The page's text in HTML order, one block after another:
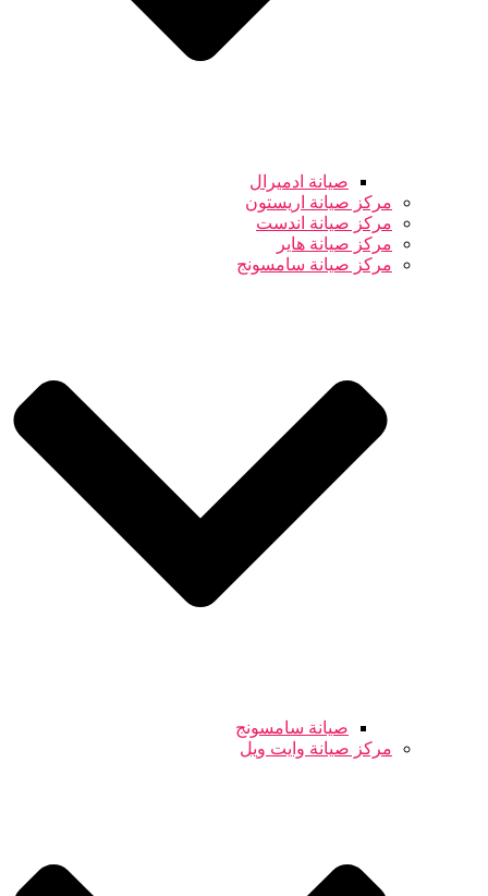
صيانة ادميرال
مركز صيانة اريستون
مركز صيانة اندست
مركز صيانة هاير
مركز صيانة سامسونج
صيانة سامسونج
مركز صيانة وايت ويل